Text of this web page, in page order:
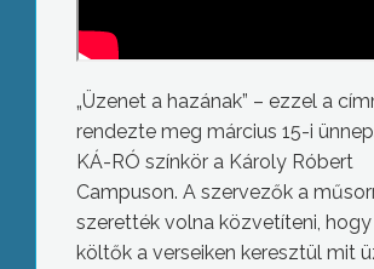
„Üzenet a hazának” – ezzel a
rendezte meg március 15-i
KÁ-RÓ színkör a Károly Róbert
Campuson. A szervezők a
szerették volna közvetíteni, hogy
költők a verseiken keresztül mit